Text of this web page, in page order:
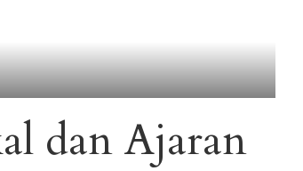
dan Ajaran